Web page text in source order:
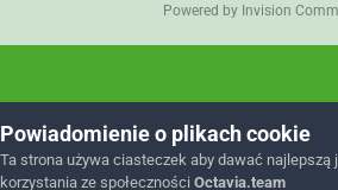
Powered by Invision
Powiadomienie o plikach cookie
Ta strona używa ciasteczek aby dawać najlepszą
korzystania ze społeczności Octavia.team